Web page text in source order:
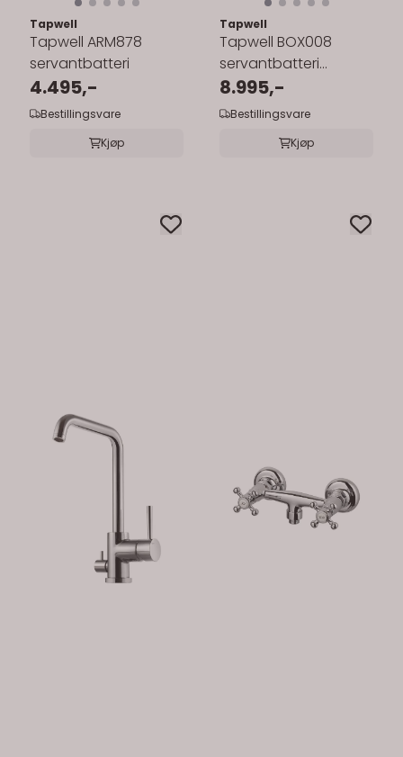
Tapwell
Tapwell ARM878
servantbatteri
4.495,-
Bestillingsvare
Kjøp
Tapwell
Tapwell BOX008
servantbatteri
innebygd
8.995,-
Bestillingsvare
Kjøp